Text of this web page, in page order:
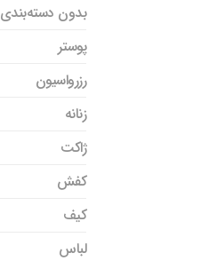
بدون دسته‌بندی
پوستر
رزرواسیون
زنانه
ژاکت
کفش
کیف
لباس